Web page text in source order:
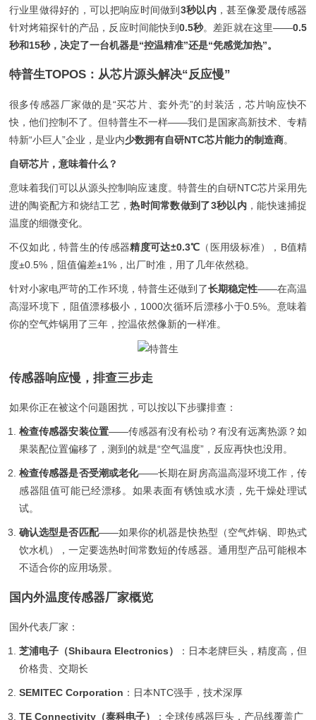
行业里做得好的，可以把响应时间做到 3秒以内，甚至像爱晟传感器
针对烤箱探针的产品，反应时间能快到0.5秒。差距就在这里——0.5
秒和15秒，决定了一台机器是“控温精准”还是“凭感觉加热”。
特普生TOPOS：从芯片源头解决“反应慢”
很多传感器厂家做的是“买芯片、套外壳”的封装活，芯片响应快不
快，他们控制不了。但特普生不一样——我们是国家高新技术、专精
特新“小巨人”企业，是业内少数拥有自研NTC芯片能力的制造商。
自研芯片，意味着什么？
意味着我们可以从源头控制响应速度。特普生的自研NTC芯片采用先
进的陶瓷配方和烧结工艺，热时间常数做到了3秒以内，能快速捕捉
温度的细微变化。
不仅如此，特普生的传感器精度可达±0.3℃ （医用级标准），B值精
度±0.5%，阻值偏差±1%，出厂时准，用了几年依然稳。
针对小家电严苛的工作环境，特普生还做到了长期稳定性——在高温
高湿环境下，阻值漂移极小，1000次循环后漂移小于0.5%。意味着
你的空气炸锅用了三年，控温依然像新的一样准。
传感器响应慢，排查三步走
如果你正在被这个问题困扰，可以按以下步骤排查：
检查传感器安装位置——传感器有没有松动？有没有远离热源？如
果装配位置偏移了，测到的就是“空气温度”，反应再快也没用。
检查传感器是否受潮或老化——长期在厨房高温高湿环境工作，传
感器阻值可能已经漂移。如果表面有锈蚀或水渍，先干燥处理试
试。
确认选型是否匹配——如果你的机器是快热型（空气炸锅、即热式
饮水机），一定要选热时间常数短的传感器。通用型产品可能根本
不适合你的应用场景。
国内外温度传感器厂家概览
国外代表厂家：
芝浦电子（Shibaura Electronics）
：日本老牌巨头，精度高，但
价格贵、交期长
SEMITEC Corporation ：日本NTC强手，技术深厚
TE Connectivity（泰科电子） ：全球传感器巨头，产品线覆盖广